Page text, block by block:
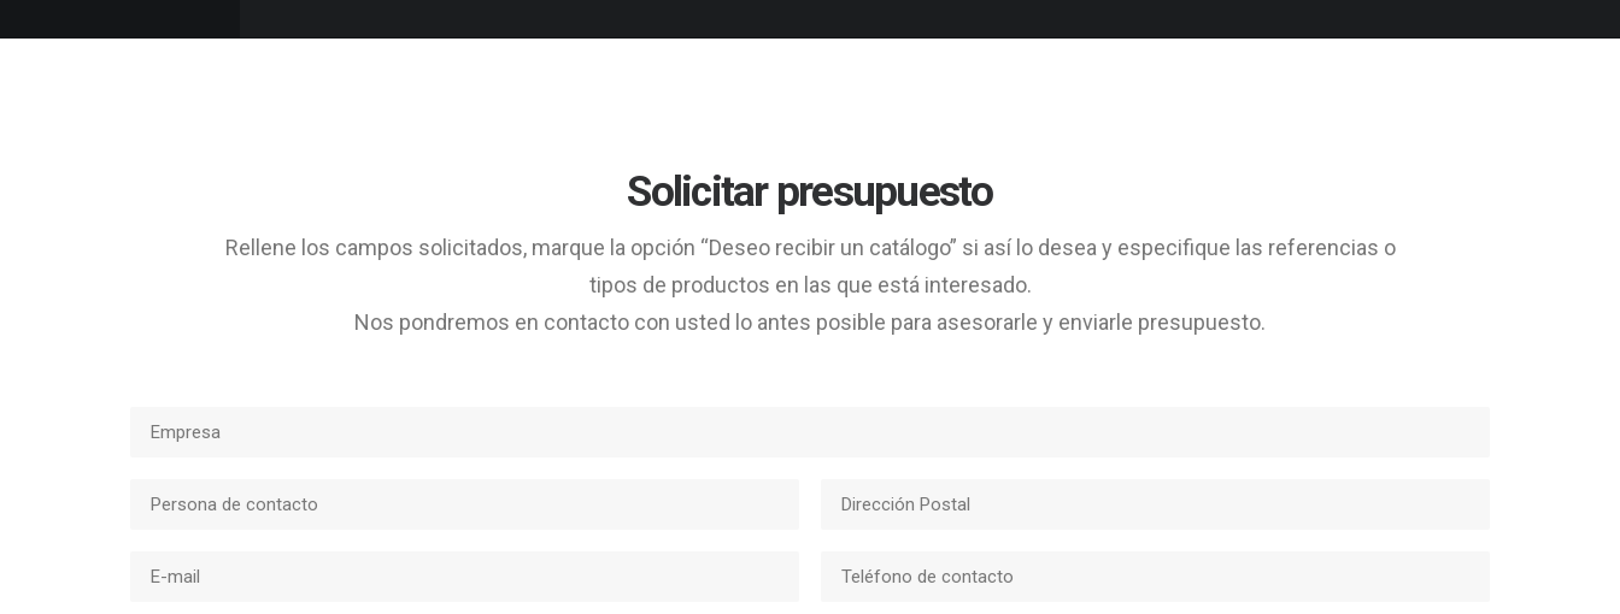
Solicitar presupuesto
Rellene los campos solicitados, marque la opción “Deseo recibir un catálogo” si así lo desea y especifique las referencias o
tipos de productos en las que está interesado.
Nos pondremos en contacto con usted lo antes posible para asesorarle y enviarle presupuesto.